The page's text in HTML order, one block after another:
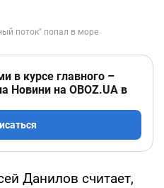
в курсе главного –
Новини на OBOZ.UA в
Данилов считает,